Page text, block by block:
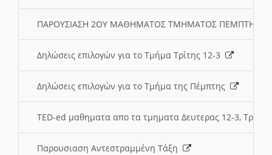
ΠΑΡΟΥΣΙΑΣΗ 2ΟΥ ΜΑΘΗΜΑΤΟΣ ΤΜΗΜΑΤΟΣ
Δηλώσεις επιλογών για το Τμήμα Τρίτης 12-3
Δηλώσεις επιλογών για το Τμήμα της Πέμπτης
TED-ed μαθηματα απο τα τμηματα Δευτερας 12-3,
Παρουσιαση Αντεστραμμένη Τάξη